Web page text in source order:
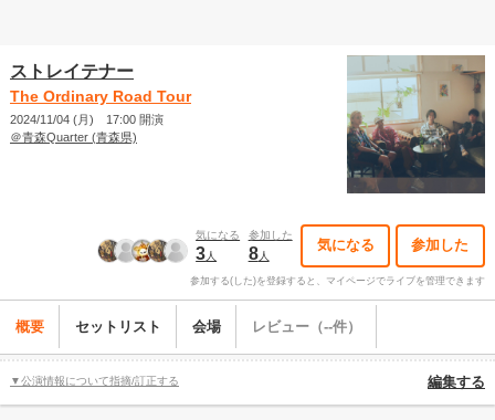
ストレイテナー
The Ordinary Road Tour
2024/11/04 (月) 17:00 開演
＠青森Quarter (青森県)
気になる
3人
参加した
8人
気になる 参加した
参加する(した)を登録すると、マイページでライブを管理できます
概要 セットリスト 会場 レビュー（--件）
▼公演情報について指摘/訂正する 編集する